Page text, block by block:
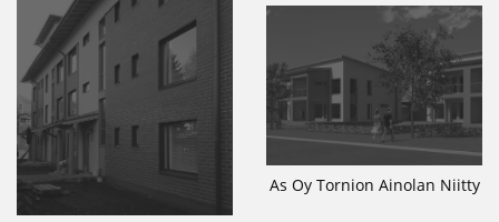
As Oy Tornion Ainolan Niitty